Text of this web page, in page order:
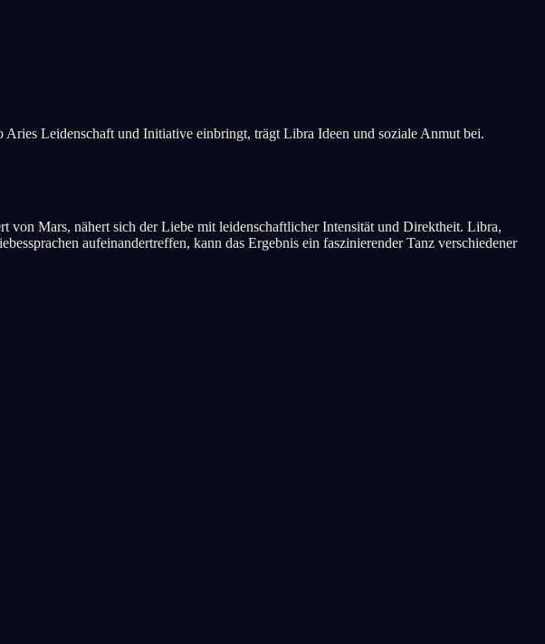
Leidenschaft und Initiative einbringt, trägt Libra Ideen und soziale Anmut bei.
von Mars, nähert sich der Liebe mit leidenschaftlicher Intensität und Direktheit. Libra,
aufeinandertreffen, kann das Ergebnis ein faszinierender Tanz verschiedener